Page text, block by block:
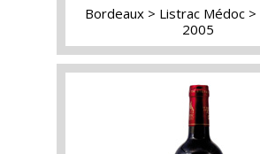
Bordeaux Listrac Médoc
2005